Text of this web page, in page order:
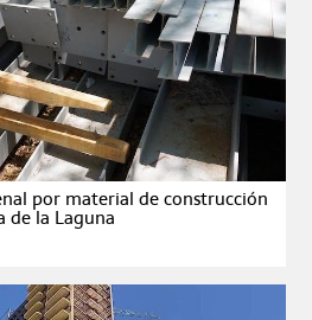
por material de construcción
de la Laguna